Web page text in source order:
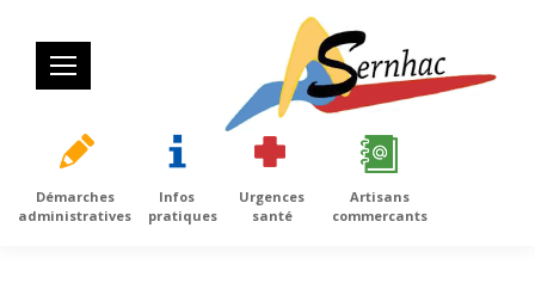
Démarches
administratives
Infos
pratiques
Urgences
santé
Artisans
commercants